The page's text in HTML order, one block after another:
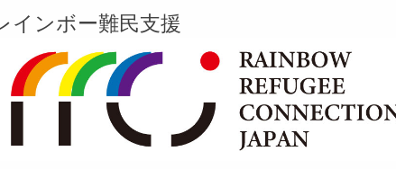
インボー難民支援